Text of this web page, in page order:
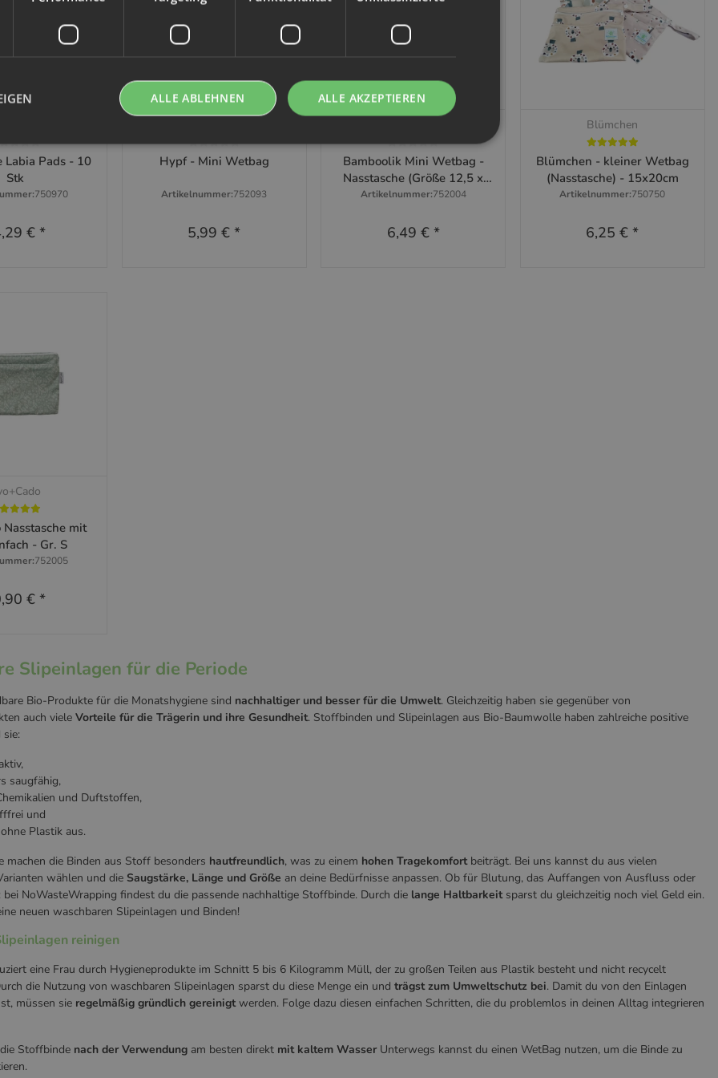
Labia Pads - 10
Stk
750970
€*
Hypf - Mini Wetbag
Artikelnummer:752093
5,99 €*
Bamboolik Mini Wetbag -
Nasstasche (Größe 12,5 x
15,5 cm)
Artikelnummer:752004
6,49 € *
Schnellkauf
Blümchen
Blümchen - kleiner Wetbag
(Nasstasche) - 15x20cm
Artikelnummer:750750
6,25 €*
mit
- Gr. S
752005
€*
Slipeinlagen für die Periode
Bio-Produkte für die Monatshygiene sind nachhaltiger und besser für die Umwelt. Gleichzeitig haben sie gegenüber von
auch viele Vorteile für die Trägerin und ihre Gesundheit. Stoffbinden und Slipeinlagen aus Bio-Baumwolle haben zahlreiche positive
sie:
saugfähig,
und Duftstoffen,
und
Plastik aus.
machen die Binden aus Stoff besonders hautfreundlich, was zu einem hohen Tragekomfortbeiträgt. Bei uns kannst du aus vielen
wählen und die Saugstärke, Länge und Größe an deine Bedürfnisse anpassen. Ob für Blutung, das Auffangen von Ausfluss oder
bei NoWasteWrapping findest du die passende nachhaltige Stoffbinde. Durch die lange Haltbarkeitsparst du gleichzeitig noch viel Geld ein.
neuen waschbaren Slipeinlagen und Binden!
reinigen
eine Frau durch Hygieneprodukte im Schnitt 5 bis 6 Kilogramm Müll, der zu großen Teilen aus Plastik besteht und nicht recycelt
die Nutzung von waschbaren Slipeinlagen sparst du diese Menge ein und trägst zum Umweltschutz bei. Damit du von den Einlagen
müssen sie regelmäßig gründlich gereinigtwerden. Folge dazu diesen einfachen Schritten, die du problemlos in deinen Alltag integrieren
die Stoffbinde nach der Verwendung am besten direkt mit kaltem WasserUnterwegs kannst du einen WetBag nutzen, um die Binde zu
ALLE AKZEPTIEREN
ALLE ABLEHNEN